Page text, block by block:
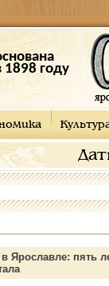
1898 году
Ярославле: пять